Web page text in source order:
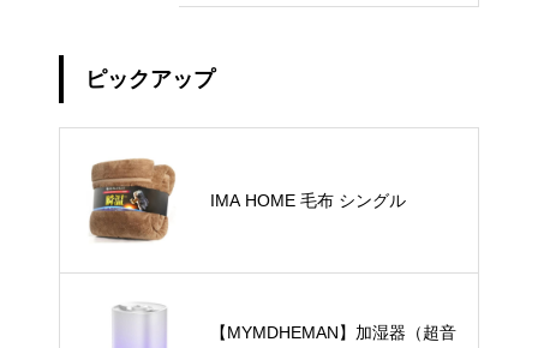
ピックアップ
IMA HOME 毛布 シングル
【MYMDHEMAN】加湿器（超音